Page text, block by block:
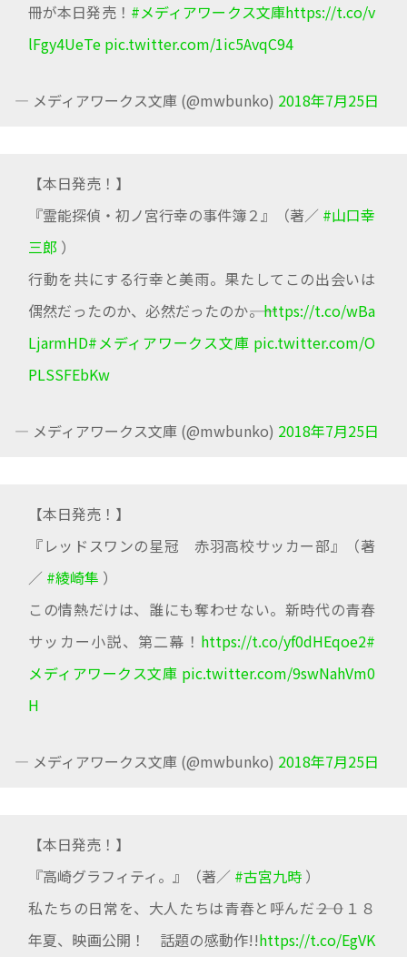
冊が本日発売！ #メディアワークス文庫https://t.co/v
lFgy4UeTe pic.twitter.com/1ic5AvqC94
— メディアワークス文庫 (@mwbunko) 2018年7月25日
【本日発売！】
『霊能探偵・初ノ宮行幸の事件簿２』（著／ #山口幸
三郎 ）
行動を共にする行幸と美雨。果たしてこの出会いは
偶然だったのか、必然だったのか――。https://t.co/wBa
LjarmHD#メディアワークス文庫 pic.twitter.com/O
PLSSFEbKw
— メディアワークス文庫 (@mwbunko) 2018年7月25日
【本日発売！】
『レッドスワンの星冠 赤羽高校サッカー部』（著
／ #綾崎隼 ）
この情熱だけは、誰にも奪わせない。新時代の青春
サッカー小説、第二幕！ https://t.co/yf0dHEqoe2#
メディアワークス文庫 pic.twitter.com/9swNahVm0
H
— メディアワークス文庫 (@mwbunko) 2018年7月25日
【本日発売！】
『高崎グラフィティ。』（著／ #古宮九時 ）
私たちの日常を、大人たちは青春と呼んだ――２０１８
年夏、映画公開！ 話題の感動作!!https://t.co/EgVK